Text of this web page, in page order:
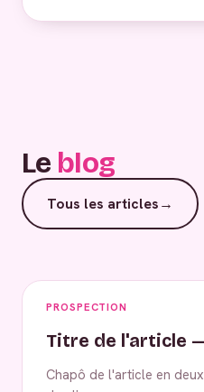
Le blog
Tous les articles→
PROSPECTION
Titre de l'article
Chapô de l'article en